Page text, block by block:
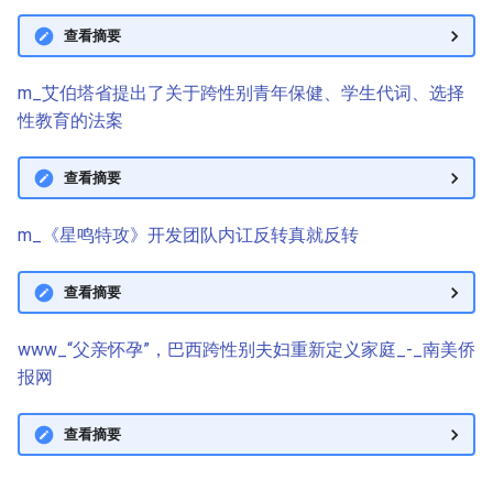
查看摘要
m_艾伯塔省提出了关于跨性别青年保健、学生代词、选择
性教育的法案
查看摘要
m_《星鸣特攻》开发团队内讧反转真就反转
查看摘要
www_“父亲怀孕”，巴西跨性别夫妇重新定义家庭_-_南美侨
报网
查看摘要